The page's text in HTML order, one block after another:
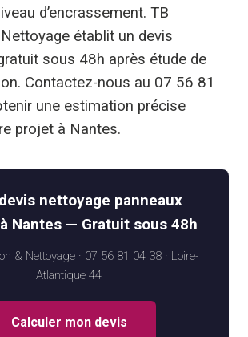
d’encrassement. TB
établit un devis
sous 48h après étude de
Contactez-nous au 07 56 81
une estimation précise
projet à Nantes.
nettoyage panneaux
Nantes — Gratuit sous 48h
& Nettoyage · 07 56 81 04 38 · Loire-
Atlantique 44
Calculer mon devis